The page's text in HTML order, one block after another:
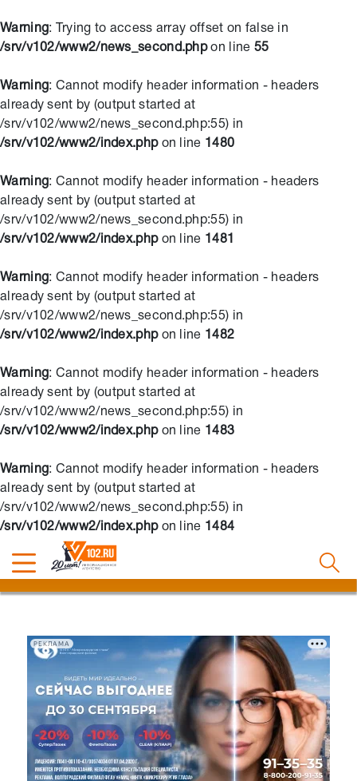
Warning : Trying to access array offset on false in
/srv/v102/www2/news_second.phpon line 55
Warning : Cannot modify header information - headers
already sent by (output started at
/srv/v102/www2/news_second.php:55) in
/srv/v102/www2/index.phpon line 1480
Warning : Cannot modify header information - headers
already sent by (output started at
/srv/v102/www2/news_second.php:55) in
/srv/v102/www2/index.phpon line 1481
Warning : Cannot modify header information - headers
already sent by (output started at
/srv/v102/www2/news_second.php:55) in
/srv/v102/www2/index.phpon line 1482
Warning : Cannot modify header information - headers
already sent by (output started at
/srv/v102/www2/news_second.php:55) in
/srv/v102/www2/index.phpon line 1483
Warning : Cannot modify header information - headers
already sent by (output started at
/srv/v102/www2/news_second.php:55) in
/srv/v102/www2/index.phpon line 1484
РЕКЛАМА